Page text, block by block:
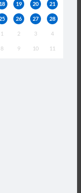
18 19 20 21
26 27 28
1 2 3 4
8 9 10 11